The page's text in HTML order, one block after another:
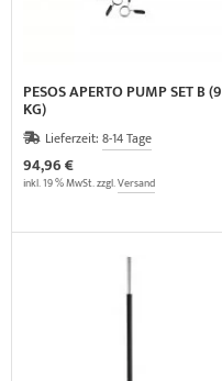
PESOS APERTO PUMP SET B (9
KG)
Lieferzeit: 8-14 Tage
94,96 €
inkl. 19 % MwSt. zzgl.Versand